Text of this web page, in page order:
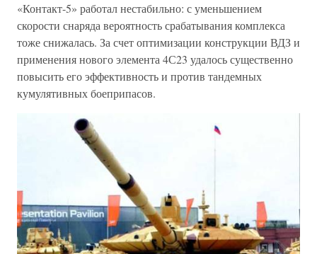
«Контакт-5» работал нестабильно: с уменьшением
скорости снаряда вероятность срабатывания комплекса
тоже снижалась. За счет оптимизации конструкции ВДЗ и
применения нового элемента 4С23 удалось существенно
повысить его эффективность и против тандемных
кумулятивных боеприпасов.